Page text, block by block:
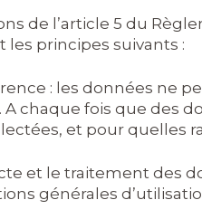
de l’article 5 du
principes suivants :
: les données ne
chaque fois que des
et pour quelles
et le traitement des
générales